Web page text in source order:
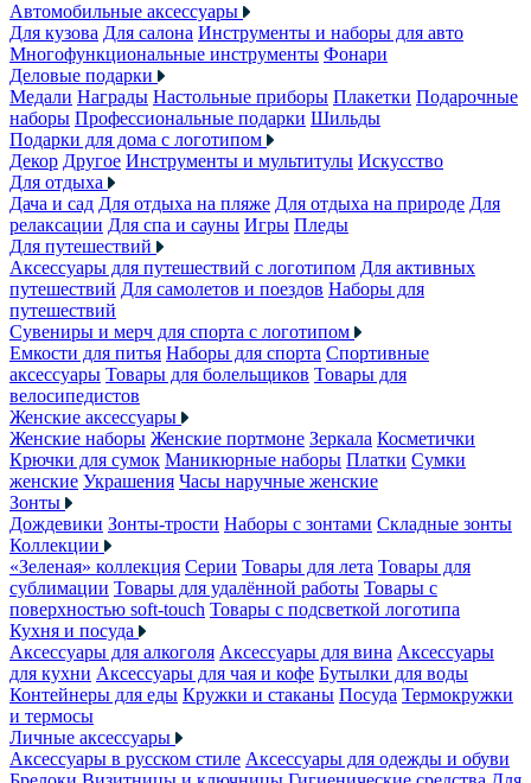
Автомобильные аксессуары
Для кузова Для салона Инструменты и наборы для авто
Многофункциональные инструменты Фонари
Деловые подарки
Медали Награды Настольные приборы Плакетки Подарочные
наборы Профессиональные подарки Шильды
Подарки для дома с логотипом
Декор Другое Инструменты и мультитулы Искусство
Для отдыха
Дача и сад Для отдыха на пляже Для отдыха на природе Для
релаксации Для спа и сауны Игры Пледы
Для путешествий
Аксессуары для путешествий с логотипом Для активных
путешествий Для самолетов и поездов Наборы для
путешествий
Сувениры и мерч для спорта с логотипом
Емкости для питья Наборы для спорта Спортивные
аксессуары Товары для болельщиков Товары для
велосипедистов
Женские аксессуары
Женские наборы Женские портмоне Зеркала Косметички
Крючки для сумок Маникюрные наборы Платки Сумки
женские Украшения Часы наручные женские
Зонты
Дождевики Зонты-трости Наборы с зонтами Складные зонты
Коллекции
«Зеленая» коллекция Серии Товары для лета Товары для
сублимации Товары для удалённой работы Товары с
поверхностью soft-touch Товары с подсветкой логотипа
Кухня и посуда
Аксессуары для алкоголя Аксессуары для вина Аксессуары
для кухни Аксессуары для чая и кофе Бутылки для воды
Контейнеры для еды Кружки и стаканы Посуда Термокружки
и термосы
Личные аксессуары
Аксессуары в русском стиле Аксессуары для одежды и обуви